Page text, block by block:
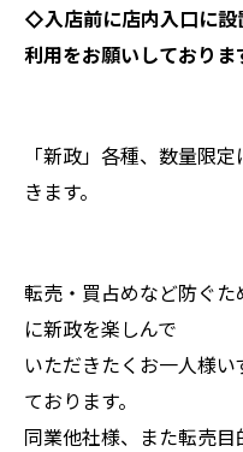
◇入店前に店内入口に設
利用をお願いしておりま
「新政」各種、数量限
きます。
転売・買占めなど防ぐ
に新政を楽しんで
いただきたくお一人様
ております。
同業他社様、また転売